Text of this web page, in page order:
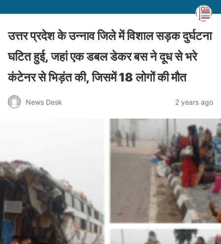
उत्तर प्रदेश के उन्नाव जिले में विशाल सड़क दुर्घटना
घटित हुई, जहां एक डबल डेकर बस ने दूध से भरे
कंटेनर से भिड़ंत की, जिसमें 18 लोगों की मौत
News Desk 2 years ago